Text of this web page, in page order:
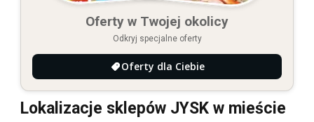
Oferty w Twojej okolicy
Odkryj specjalne oferty
Oferty dla Ciebie
Lokalizacje sklepów JYSK w mieście